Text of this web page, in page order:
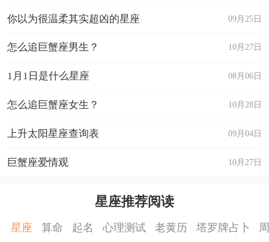
09月25日
你以为很温柔其实超凶的星座
10月27日
怎么追巨蟹座男生？
08月06日
1月1日是什么星座
10月28日
怎么追巨蟹座女生？
09月04日
上升太阳星座查询表
10月27日
巨蟹座爱情观
星座推荐阅读
星座 算命 起名 心理测试 老黄历 塔罗牌占卜